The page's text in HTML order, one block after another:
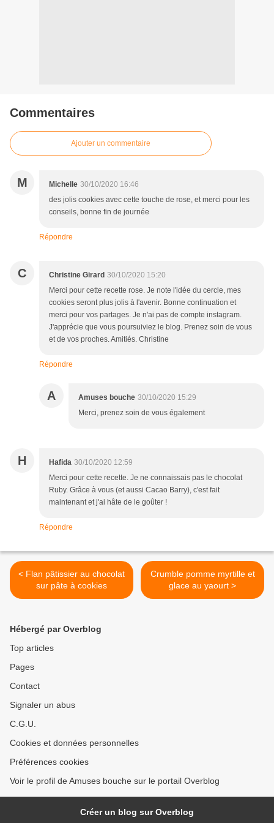
Commentaires
Ajouter un commentaire
M Michelle 30/10/2020 16:46
des jolis cookies avec cette touche de rose, et merci pour les
conseils, bonne fin de journée
Répondre
C Christine Girard 30/10/2020 15:20
Merci pour cette recette rose. Je note l'idée du cercle, mes
cookies seront plus jolis à l'avenir. Bonne continuation et
merci pour vos partages. Je n'ai pas de compte instagram.
J'apprécie que vous poursuiviez le blog. Prenez soin de vous
et de vos proches. Amitiés. Christine
Répondre
A Amuses bouche 30/10/2020 15:29
Merci, prenez soin de vous également
H Hafida 30/10/2020 12:59
Merci pour cette recette. Je ne connaissais pas le chocolat
Ruby. Grâce à vous (et aussi Cacao Barry), c'est fait
maintenant et j'ai hâte de le goûter !
Répondre
< Flan pâtissier au chocolat
sur pâte à cookies
Crumble pomme myrtille et
glace au yaourt >
Hébergé par Overblog
Top articles
Pages
Contact
Signaler un abus
C.G.U.
Cookies et données personnelles
Préférences cookies
Voir le profil de Amuses bouche sur le portail Overblog
Créer un blog sur Overblog